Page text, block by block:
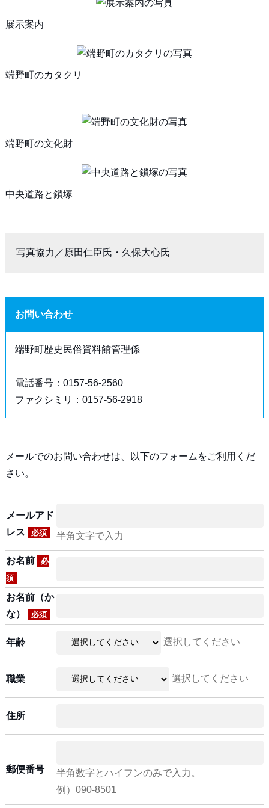
展示案内
端野町のカタクリ
端野町の文化財
中央道路と鎖塚
写真協力／原田仁臣氏・久保大心氏
お問い合わせ
端野町歴史民俗資料館管理係
電話番号：0157-56-2560
ファクシミリ：0157-56-2918
メールでのお問い合わせは、以下のフォームをご利用くだ
さい。
メールアド
レス
必須 半角文字で入力
お名前
必
須
お名前（か
な）
必須
年齢 選択してください
職業 選択してください
住所
郵便番号
半角数字とハイフンのみで入力。
例）090-8501